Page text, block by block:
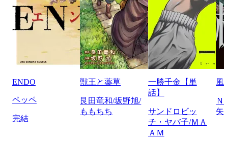
ENDO
ペッペ
完結
獣王と薬草
艮田竜和/坂野旭/
ももちち
一勝千金【単
話】
サンドロビッ
チ・ヤバ子/ＭＡ
ＡＭ
風
Ｎ
矢